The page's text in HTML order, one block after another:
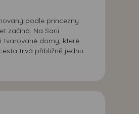
podle princezny
začíná. Na Sarii
tvarované domy, které
trvá přibližně jednu